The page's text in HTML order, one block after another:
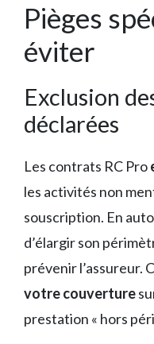
Pièges
éviter
Exclusion
déclarées
Les contrats RC Pro
les activités non
souscription. En
d’élargir son
prévenir l’assureur.
votre couverture
prestation « hors